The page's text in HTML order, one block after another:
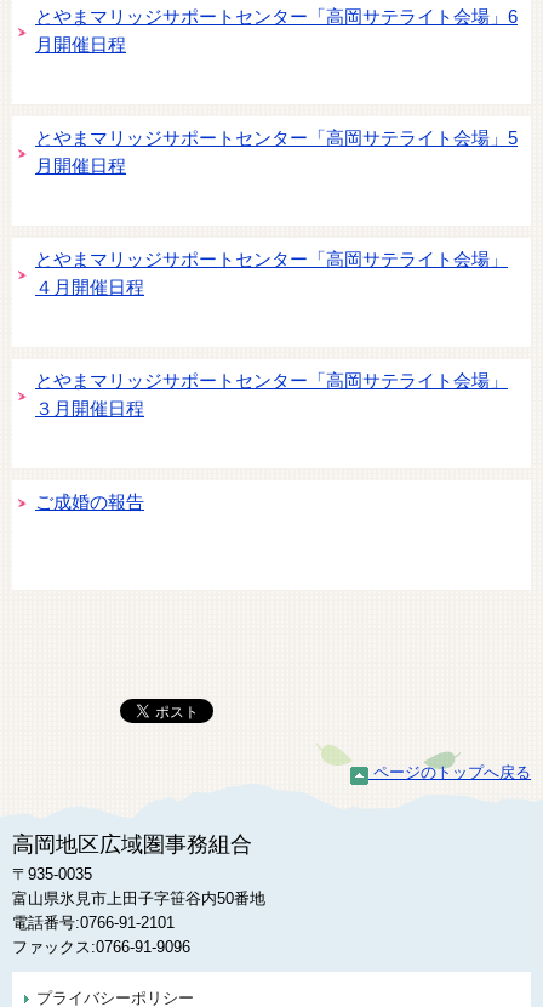
とやまマリッジサポートセンター「高岡サテライト会場」6
月開催日程
とやまマリッジサポートセンター「高岡サテライト会場」5
月開催日程
とやまマリッジサポートセンター「高岡サテライト会場」
４月開催日程
とやまマリッジサポートセンター「高岡サテライト会場」
３月開催日程
ご成婚の報告
ページのトップへ戻る
高岡地区広域圏事務組合
〒935-0035
富山県氷見市上田子字笹谷内50番地
電話番号:0766-91-2101
ファックス:0766-91-9096
プライバシーポリシー